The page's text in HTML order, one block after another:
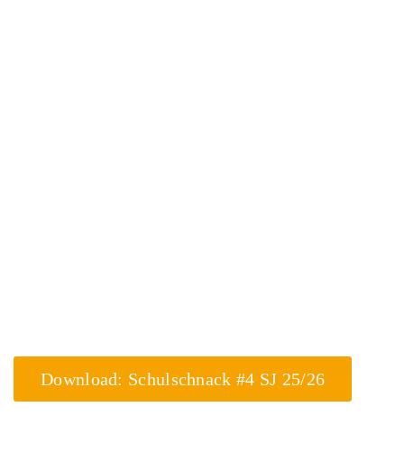
Download: Schulschnack #4 SJ 25/26